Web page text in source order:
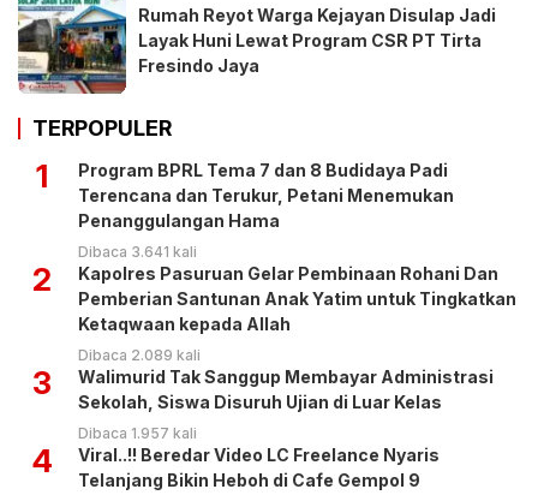
Rumah Reyot Warga Kejayan Disulap Jadi
Layak Huni Lewat Program CSR PT Tirta
Fresindo Jaya
TERPOPULER
1
Program BPRL Tema 7 dan 8 Budidaya Padi
Terencana dan Terukur, Petani Menemukan
Penanggulangan Hama
Dibaca 3.641 kali
2
Kapolres Pasuruan Gelar Pembinaan Rohani Dan
Pemberian Santunan Anak Yatim untuk Tingkatkan
Ketaqwaan kepada Allah
Dibaca 2.089 kali
3
Walimurid Tak Sanggup Membayar Administrasi
Sekolah, Siswa Disuruh Ujian di Luar Kelas
Dibaca 1.957 kali
4
Viral..!! Beredar Video LC Freelance Nyaris
Telanjang Bikin Heboh di Cafe Gempol 9